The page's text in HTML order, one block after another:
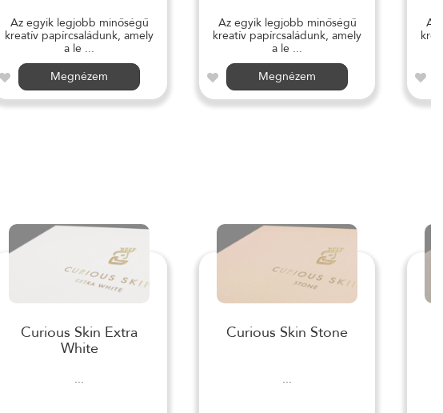
Az egyik legjobb minőségű
kreatív papírcsaládunk, amely
a le ...
Megnézem
Az egyik legjobb minőségű
kreatív papírcsaládunk, amely
a le ...
Megnézem
Az
Curious Skin Extra
White
...
Curious Skin Stone
...